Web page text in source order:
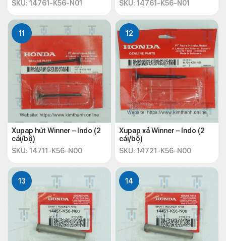
SKU: 14761-K56-N01 SKU: 14761-K56-N01
11
Xupap hút Winner – Indo (2
cái/bộ)
SKU: 14711-K56-N00
12
Xupap xả Winner – Indo (2
cái/bộ)
SKU: 14721-K56-N00
13 14